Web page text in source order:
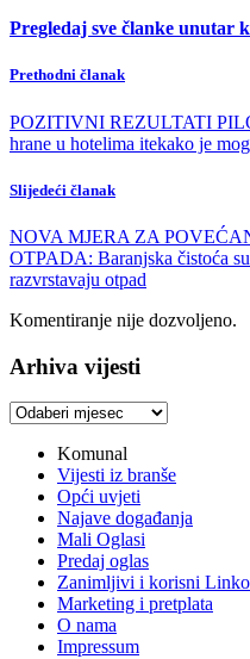
Pregledaj sve članke unutar
Prethodni članak
POZITIVNI REZULTATI
hrane u hotelima itekako je
Slijedeći članak
NOVA MJERA ZA
OTPADA: Baranjska čistoća
razvrstavaju otpad
Komentiranje nije dozvoljeno.
Arhiva vijesti
Arhiva
Komunal
Vijesti iz branše
Opći uvjeti
Najave događanja
Mali Oglasi
Predaj oglas
Zanimljivi i korisni
Marketing i pretplata
O nama
Impressum